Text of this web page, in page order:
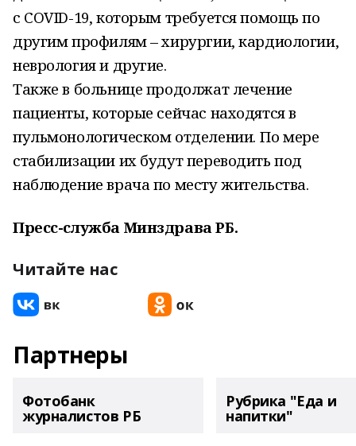
с COVID-19, которым требуется помощь по
другим профилям – хирургии, кардиологии,
неврология и другие.
Также в больнице продолжат лечение
пациенты, которые сейчас находятся в
пульмонологическом отделении. По мере
стабилизации их будут переводить под
наблюдение врача по месту жительства.
Пресс-служба Минздрава РБ.
Читайте нас
Партнеры
Фотобанк
журналистов РБ
Рубрика "Еда и
напитки"